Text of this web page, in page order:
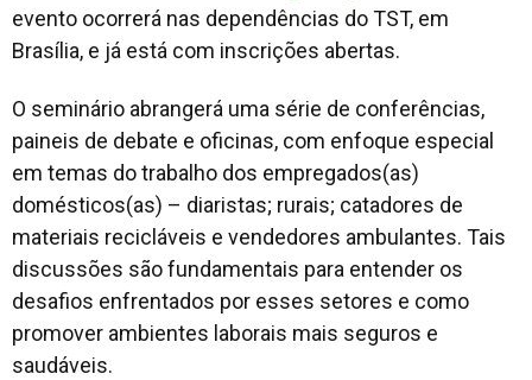
evento ocorrerá nas dependências do TST, em
Brasília, e já está com inscrições abertas.
O seminário abrangerá uma série de conferências,
paineis de debate e oficinas, com enfoque especial
em temas do trabalho dos empregados(as)
domésticos(as) – diaristas; rurais; catadores de
materiais recicláveis e vendedores ambulantes. Tais
discussões são fundamentais para entender os
desafios enfrentados por esses setores e como
promover ambientes laborais mais seguros e
saudáveis.